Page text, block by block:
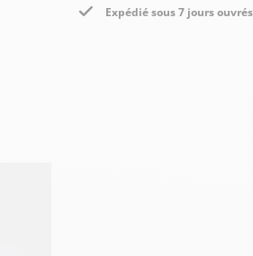
Expédié sous 7 jours ouvrés